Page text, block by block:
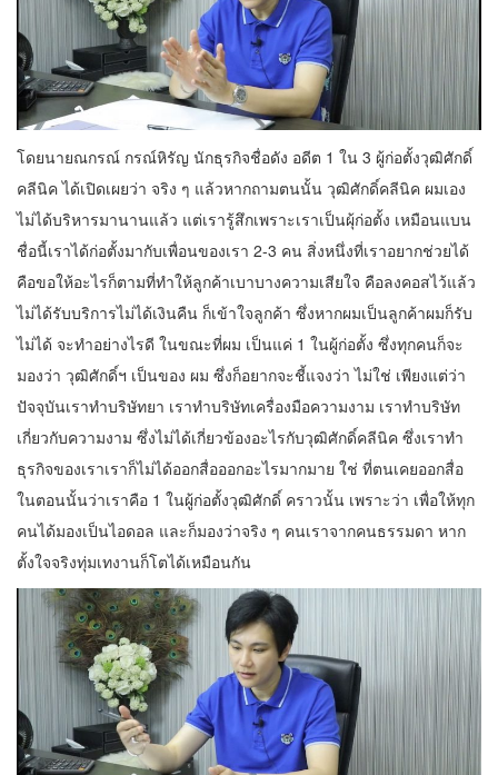
โดยนายณกรณ์ กรณ์หิรัญ นักธุรกิจชื่อดัง อดีต 1 ใน 3 ผู้ก่อตั้งวุฒิศักดิ์
คลีนิค ได้เปิดเผยว่า จริง ๆ แล้วหากถามตนนั้น วุฒิศักดิ์คลีนิค ผมเอง
ไม่ได้บริหารมานานแล้ว แต่เรารู้สึกเพราะเราเป็นผุ้ก่อตั้ง เหมือนแบน
ชื่อนี้เราได้ก่อตั้งมากับเพื่อนของเรา 2-3 คน สิ่งหนึ่งที่เราอยากช่วยได้
คือขอให้อะไรก็ตามที่ทำให้ลูกค้าเบาบางความเสียใจ คือลงคอสไว้แล้ว
ไม่ได้รับบริการไม่ได้เงินคืน ก็เข้าใจลูกค้า ซึ่งหากผมเป็นลูกค้าผมก็รับ
ไม่ได้ จะทำอย่างไรดี ในขณะที่ผม เป็นแค่ 1 ในผู้ก่อตั้ง ซึ่งทุกคนก็จะ
มองว่า วุฒิศักดิ์ฯ เป็นของ ผม ซึ่งก็อยากจะชี้แจงว่า ไม่ใช่ เพียงแต่ว่า
ปัจจุบันเราทำบริษัทยา เราทำบริษัทเครื่องมือความงาม เราทำบริษัท
เกี่ยวกับความงาม ซึ่งไม่ได้เกี่ยวข้องอะไรกับวุฒิศักดิ์คลีนิค ซึ่งเราทำ
ธุรกิจของเราเราก็ไม่ได้ออกสื่อออกอะไรมากมาย ใช่ ที่ตนเคยออกสื่อ
ในตอนนั้นว่าเราคือ 1 ในผู้ก่อตั้งวุฒิศักดิ์ คราวนั้น เพราะว่า เพื่อให้ทุก
คนได้มองเป็นไอดอล และก็มองว่าจริง ๆ คนเราจากคนธรรมดา หาก
ตั้งใจจริงทุ่มเทงานก็โตได้เหมือนกัน